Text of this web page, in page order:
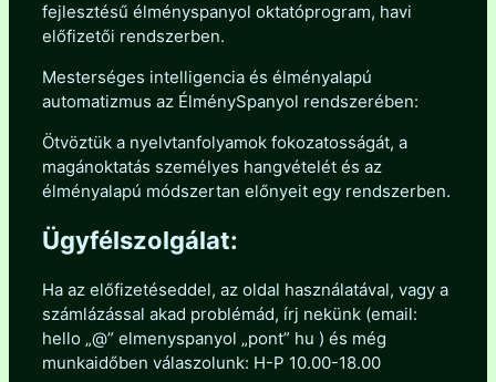
fejlesztésű élményspanyol oktatóprogram, havi
előfizetői rendszerben.
Mesterséges intelligencia és élményalapú
automatizmus az ÉlménySpanyol rendszerében:
Ötvöztük a nyelvtanfolyamok fokozatosságát, a
magánoktatás személyes hangvételét és az
élményalapú módszertan előnyeit egy rendszerben.
Ügyfélszolgálat:
Ha az előfizetéseddel, az oldal használatával, vagy a
számlázással akad problémád, írj nekünk (email:
hello „@” elmenyspanyol „pont” hu ) és még
munkaidőben válaszolunk: H-P 10.00-18.00